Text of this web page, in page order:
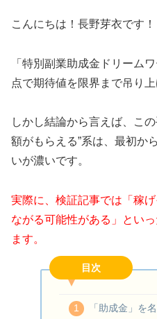
こんにちは！長野芽衣です！
「特別副業助成金ドリーム
点で期待値を限界まで吊り
しかし結論から言えば、こ
額がもらえる”系は、最初か
いが濃いです。
実際に、検証記事では「稼
ながる可能性がある」とい
ます。
目次
「助成金」を